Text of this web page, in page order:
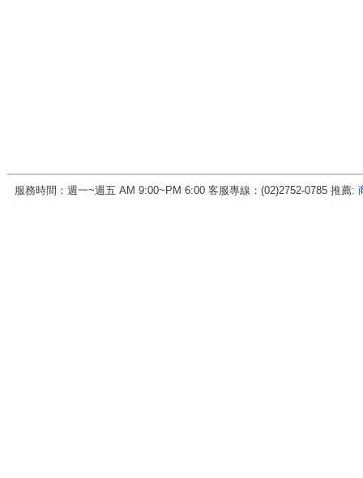
服務時間：週一~週五 AM 9:00~PM 6:00 客服專線：(02)2752-0785 推薦: